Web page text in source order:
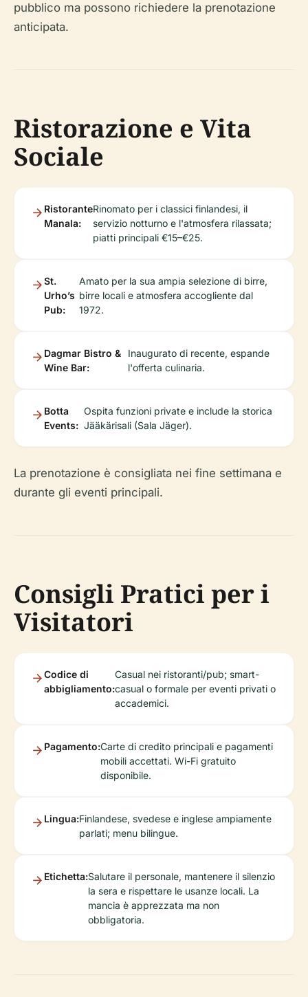
pubblico ma possono richiedere la prenotazione
anticipata.
Ristorazione e Vita
Sociale
Ristorante
Manala:
Rinomato per i classici finlandesi, il
servizio notturno e l'atmosfera rilassata;
piatti principali €15–€25.
St.
Urho’s
Pub:
Amato per la sua ampia selezione di birre,
birre locali e atmosfera accogliente dal
1972.
Dagmar Bistro &
Wine Bar:
Inaugurato di recente, espande
l'offerta culinaria.
Botta
Events:
Ospita funzioni private e include la storica
Jääkärisali (Sala Jäger).
La prenotazione è consigliata nei fine settimana e
durante gli eventi principali.
Consigli Pratici per i
Visitatori
Codice di
abbigliamento:
Casual nei ristoranti/pub; smart-
casual o formale per eventi privati o
accademici.
Pagamento:Carte di credito principali e pagamenti
mobili accettati. Wi-Fi gratuito
disponibile.
Lingua:Finlandese, svedese e inglese ampiamente
parlati; menu bilingue.
Etichetta:Salutare il personale, mantenere il silenzio
la sera e rispettare le usanze locali. La
mancia è apprezzata ma non
obbligatoria.